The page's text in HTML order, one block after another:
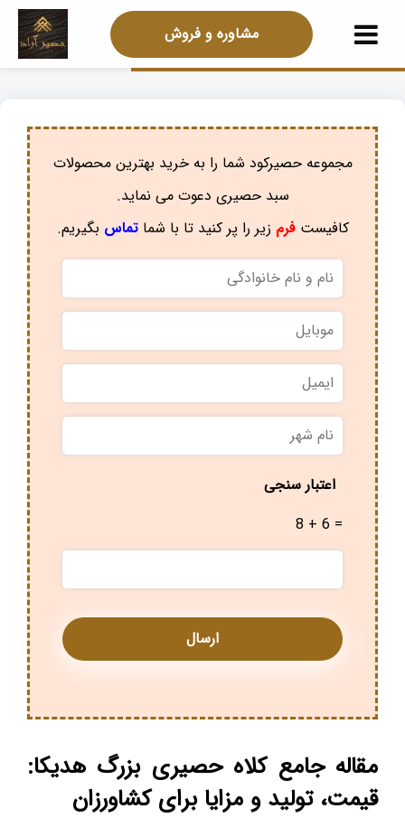
مشاوره و فروش
مجموعه حصیرکود شما را به خرید بهترین محصولات
سبد حصیری دعوت می نماید.
کافیستفرم زیر را پر کنید تا با شماتماس بگیریم.
نام
و
نام
خانوادگی
موبایل
ایمیل
نام
شهر *
اعتبار سنجی
8 + 6 =
مقاله جامع کلاه حصیری بزرگ هدیکا:
قیمت، تولید و مزایا برای کشاورزان